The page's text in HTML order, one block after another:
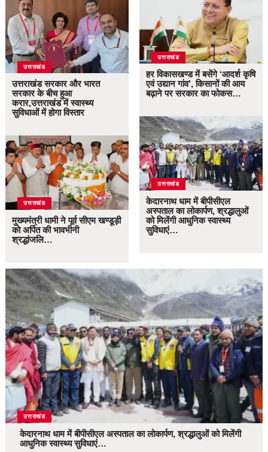
उत्तराखंड
उत्तराखंड सरकार और भारत
सरकार के बीच हुआ
करार,उत्तराखंड में स्वास्थ्य
सुविधाओं में होगा विस्तार
उत्तराखंड
मुख्यमंत्री धामी ने पूर्व सीएम खण्डूड़ी
को अर्पित की भावभीनी
श्रद्धांजलि…
उत्तराखंड
हर विकासखण्ड में बसेंगे ‘आदर्श कृषि
एवं उद्यान गांव’, किसानों की आय
बढ़ाने पर सरकार का फोकस…
उत्तराखंड
केदारनाथ धाम में बीपीसीएल
अस्पताल का लोकार्पण, श्रद्धालुओं
को मिलेंगी आधुनिक स्वास्थ्य
सुविधाएं…
उत्तराखंड
केदारनाथ धाम में बीपीसीएल अस्पताल का लोकार्पण, श्रद्धालुओं को मिलेंगी
आधुनिक स्वास्थ्य सुविधाएं…